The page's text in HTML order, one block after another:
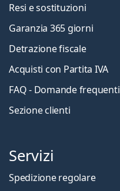
Resi e sostituzioni
Garanzia 365 giorni
Detrazione fiscale
Acquisti con Partita IVA
FAQ - Domande frequenti
Sezione clienti
Servizi
Spedizione regolare